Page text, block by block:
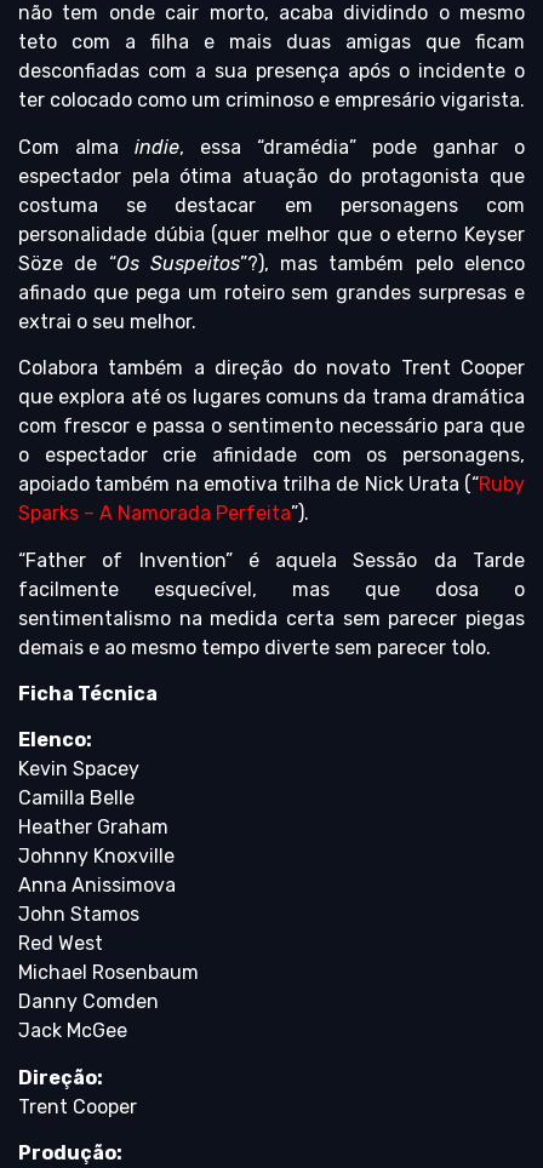
não tem onde cair morto, acaba dividindo o mesmo
teto com a filha e mais duas amigas que ficam
desconfiadas com a sua presença após o incidente o
ter colocado como um criminoso e empresário vigarista.
Com alma indie, essa “dramédia” pode ganhar o
espectador pela ótima atuação do protagonista que
costuma se destacar em personagens com
personalidade dúbia (quer melhor que o eterno Keyser
Söze de “Os Suspeitos”?), mas também pelo elenco
afinado que pega um roteiro sem grandes surpresas e
extrai o seu melhor.
Colabora também a direção do novato Trent Cooper
que explora até os lugares comuns da trama dramática
com frescor e passa o sentimento necessário para que
o espectador crie afinidade com os personagens,
apoiado também na emotiva trilha de Nick Urata (“Ruby
Sparks – A Namorada Perfeita”).
“Father of Invention” é aquela Sessão da Tarde
facilmente esquecível, mas que dosa o
sentimentalismo na medida certa sem parecer piegas
demais e ao mesmo tempo diverte sem parecer tolo.
Ficha Técnica
Elenco:
Kevin Spacey
Camilla Belle
Heather Graham
Johnny Knoxville
Anna Anissimova
John Stamos
Red West
Michael Rosenbaum
Danny Comden
Jack McGee
Direção:
Trent Cooper
Produção: